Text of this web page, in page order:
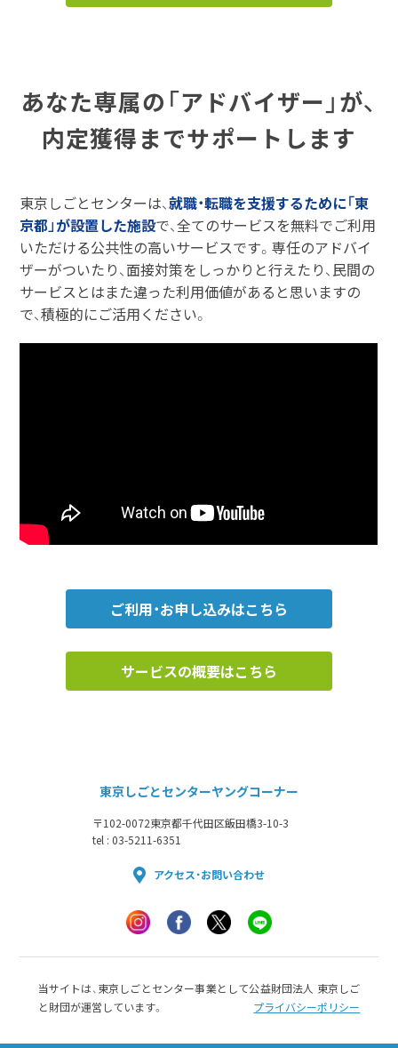
あなた専属の「アドバイザー」が、
内定獲得までサポートします
東京しごとセンターは、就職・転職を支援するために「東
京都」が設置した施設で、全てのサービスを無料でご利用
いただける公共性の高いサービスです。専任のアドバイ
ザーがついたり、面接対策をしっかりと行えたり、民間の
サービスとはまた違った利用価値があると思いますの
で、積極的にご活用ください。
ご利用・お申し込みはこちら
サービスの概要はこちら
東京しごとセンターヤングコーナー
〒102-0072東京都千代田区飯田橋3-10-3
tel : 03-5211-6351
アクセス・お問い合わせ
当サイトは、東京しごとセンター事業として公益財団法人 東京しご
と財団が運営しています。
プライバシーポリシー